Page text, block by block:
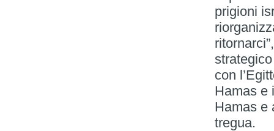
prigioni
con
Hamas e
Hamas e
tregua.